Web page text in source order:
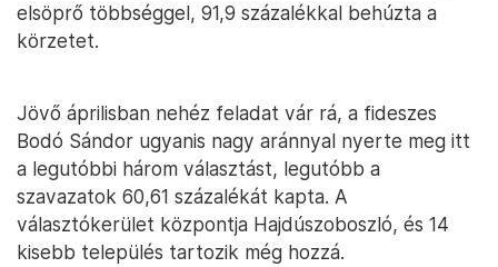
elsöprő többséggel, 91,9 százalékkal behúzta a
körzetet.
Jövő áprilisban nehéz feladat vár rá, a fideszes
Bodó Sándor ugyanis nagy aránnyal nyerte meg itt
a legutóbbi három választást, legutóbb a
szavazatok 60,61 százalékát kapta. A
választókerület központja Hajdúszoboszló, és 14
kisebb település tartozik még hozzá.